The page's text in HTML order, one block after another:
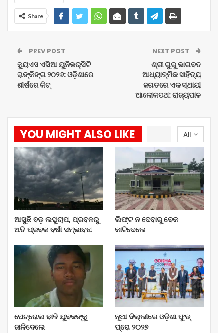
Share
PREV POST
କ୍ୟୁଏସ ଏସିଆ ୟୁନିଭର୍‍ସିଟି
ରାଙ୍କିଙ୍ଗ ୨୦୨୬: ଓଡ଼ିଶାରେ
ଶୀର୍ଷରେ କିଟ୍
NEXT POST
ଶ୍ରୀ ଗୁରୁ ଭାଗବତ
ଆଧ୍ୟାତ୍ମିକ ସାହିତ୍ୟ
ଜଗତରେ ଏକ ସ୍ଥାୟୀ
ଆଲୋକପଥ: ରାଜ୍ୟପାଳ
All
YOU MIGHT ALSO LIKE
ଆସୁଛି ବଡ଼ ଲଘୁଚାପ, ପ୍ରବଳରୁ
ଅତି ପ୍ରବଳ ବର୍ଷା ସମ୍ଭାବନା
ଲିଫ୍ଟ ନ ଦେବାରୁ ବେକ
କାଟିଦେଲେ
ପେଟ୍ରୋଲ ଢାଳି ଯୁବକଙ୍କୁ
ଜାଳିଦେଲେ
ନୂଆ ଦିଲ୍ଲୀରେ ଓଡ଼ିଶା ଫୁଡ୍
ପ୍ରୋ ୨୦୨୬